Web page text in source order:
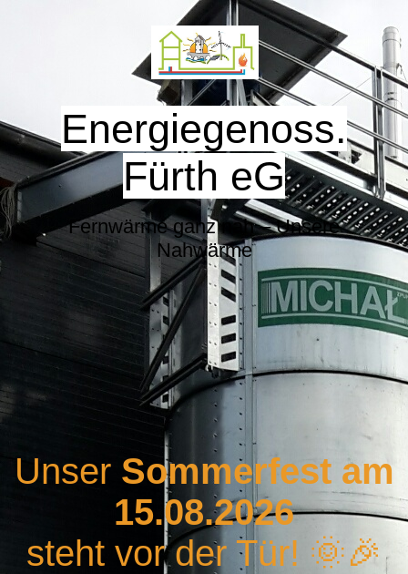
Energiegenoss.
Fürth eG
Fernwärme ganz nah – Unsere
Nahwärme
UnserSommerfest am
15.08.2026
steht vor der Tür! 🌞🎉